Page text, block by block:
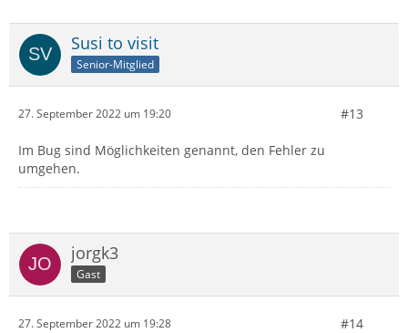
Susi to visit
Senior-Mitglied
27. September 2022 um 19:20 #13
Im Bug sind Möglichkeiten genannt, den Fehler zu
umgehen.
jorgk3
Gast
27. September 2022 um 19:28 #14